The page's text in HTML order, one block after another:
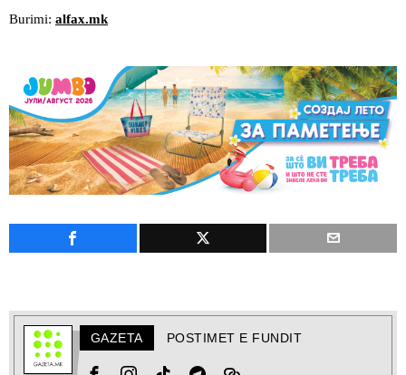
Burimi: alfax.mk
GAZETA POSTIMET E FUNDIT